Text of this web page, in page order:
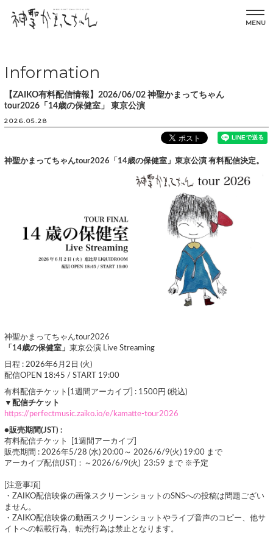
MENU
Information
【ZAIKO有料配信情報】2026/06/02 神聖かまってちゃん
tour2026「14歳の保健室」 東京公演
2026.05.28
神聖かまってちゃんtour2026「14歳の保健室」東京公演 有料配信決定。
神聖かまってちゃんtour2026
「14歳の保健室」 東京公演 Live Streaming
日程 : 2026年6月2日 (火)
配信OPEN 18:45 / START 19:00
有料配信チケット[1週間アーカイブ] : 1500円 (税込)
▼配信チケット
https://perfectmusic.zaiko.io/e/kamatte-tour2026
●販売期間(JST) :
有料配信チケット [1週間アーカイブ]
販売期間 : 2026年5/28 (水) 20:00～ 2026/6/9(火) 19:00 まで
アーカイブ配信(JST)：～2026/6/9(火) 23:59 まで ※予定
[注意事項]
・ZAIKO配信映像の画像スクリーンショットのSNSへの投稿は問題ござい
ません。
・ZAIKO配信映像の動画スクリーンショットやライブ音声のコピー、他サ
イトへの転載行為、転売行為は禁止となります。